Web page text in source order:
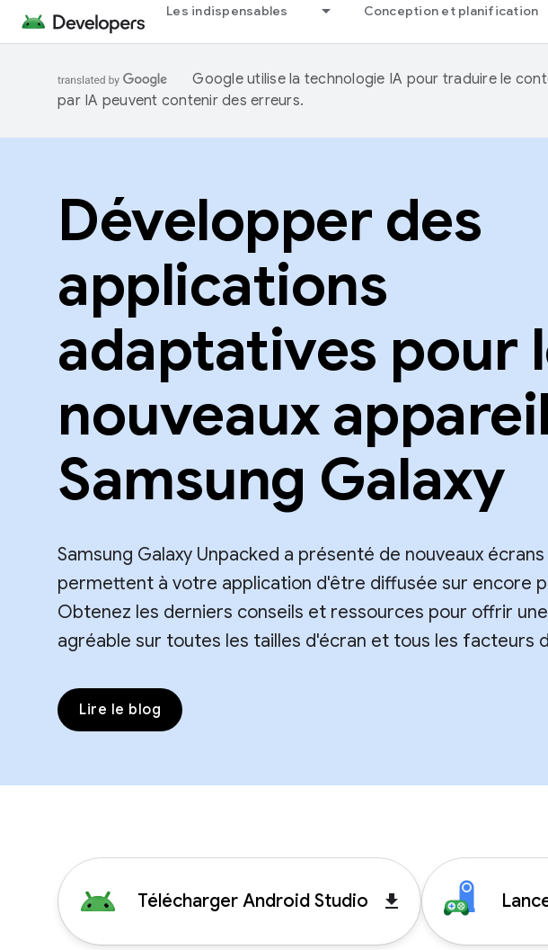
Les indispensables Conception et planification
Google utilise la technologie IA pour traduire le
par IA peuvent contenir des erreurs.
Développer des
applications
adaptatives pour
nouveaux
Samsung Galaxy
Samsung Galaxy Unpacked a présenté de nouveaux
permettent à votre application d'être diffusée sur encore
Obtenez les derniers conseils et ressources pour offrir
agréable sur toutes les tailles d'écran et tous les facteurs
Lire le blog
Télécharger Android Studio get_app